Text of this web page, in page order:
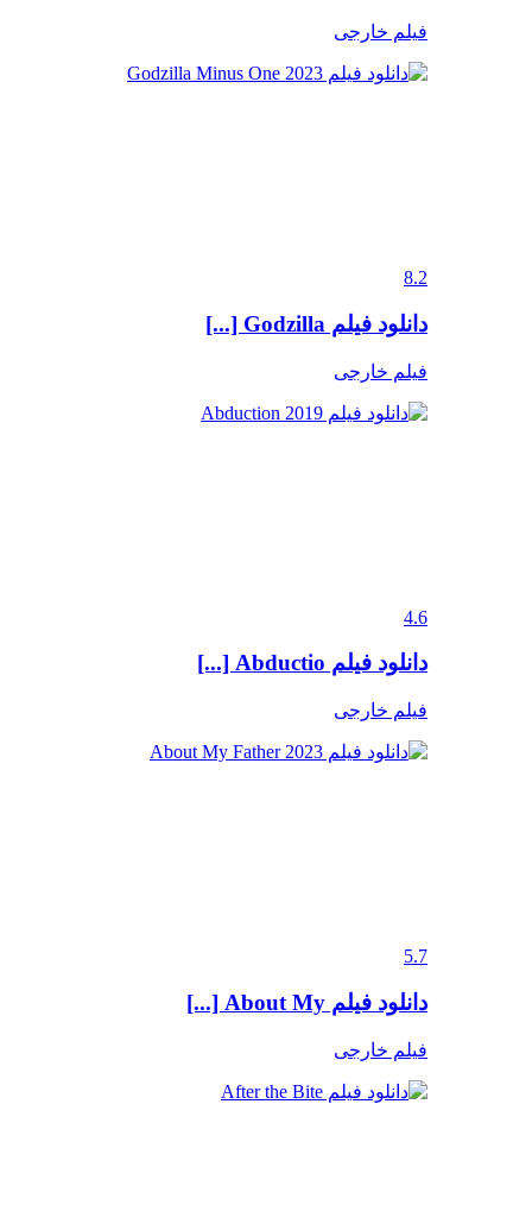
فیلم خارجی
8.2
دانلود فیلم Godzilla [...]
فیلم خارجی
4.6
دانلود فیلم Abductio [...]
فیلم خارجی
5.7
دانلود فیلم About My [...]
فیلم خارجی